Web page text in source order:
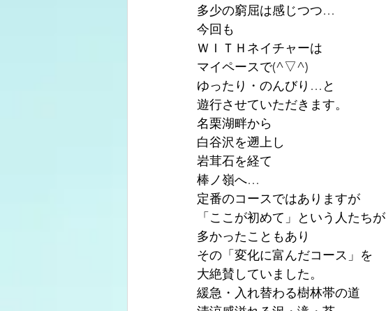
多少の窮屈は感じつつ…
今回も
ＷＩＴＨネイチャーは
マイペースで(^▽^)
ゆったり・のんびり…と
遊行させていただきます。
名栗湖畔から
白谷沢を遡上し
岩茸石を経て
棒ノ嶺へ…
定番のコースではありますが
「ここが初めて」という人たちが
多かったこともあり
その「変化に富んだコース」を
大絶賛していました。
緩急・入れ替わる樹林帯の道